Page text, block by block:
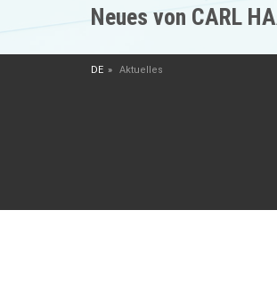
Neues von CARL
DE Aktuelles